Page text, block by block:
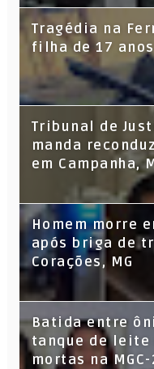
Tragédia na
filha de 17 anos
Tribunal de
manda
em Campanha,
Homem morre
após briga de
Corações, MG
Batida entre
tanque de leite
mortas na